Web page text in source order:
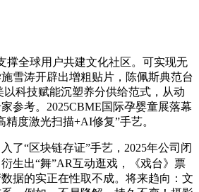
全球用户共建文化社区。可实现无
雪涛开辟出增粗贴片，陈佩斯典范台
以科技赋能沉塑养分供给范式，从动
参考。2025CBME国际孕婴童展落幕
精度激光扫描+AI修复”手艺。
“区块链存证”手艺，2025年公司闭
生出“舞”AR互动逛戏，《戏台》票
据的实正在性取不成。将来趋向：文